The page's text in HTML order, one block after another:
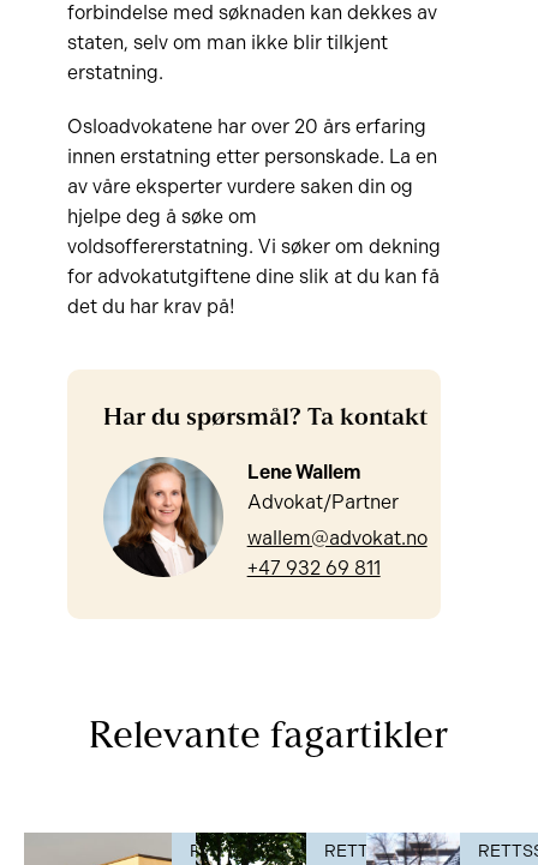
forbindelse med søknaden kan dekkes av
staten, selv om man ikke blir tilkjent
erstatning.
Osloadvokatene har over 20 års erfaring
innen erstatning etter personskade. La en
av våre eksperter vurdere saken din og
hjelpe deg å søke om
voldsoffererstatning. Vi søker om dekning
for advokatutgiftene dine slik at du kan få
det du har krav på!
Har du spørsmål? Ta kontakt
Lene Wallem
Advokat/Partner
wallem@advokat.no
+47 932 69 811
Relevante fagartikler
RETTSSAK RETTSSAK